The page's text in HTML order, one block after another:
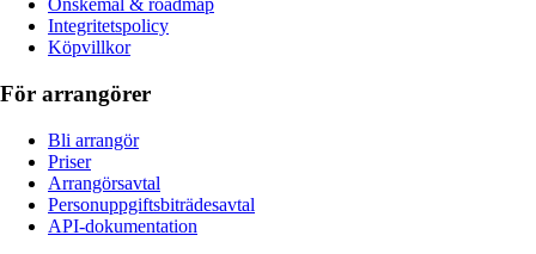
Önskemål & roadmap
Integritetspolicy
Köpvillkor
För arrangörer
Bli arrangör
Priser
Arrangörsavtal
Personuppgiftsbiträdesavtal
API-dokumentation